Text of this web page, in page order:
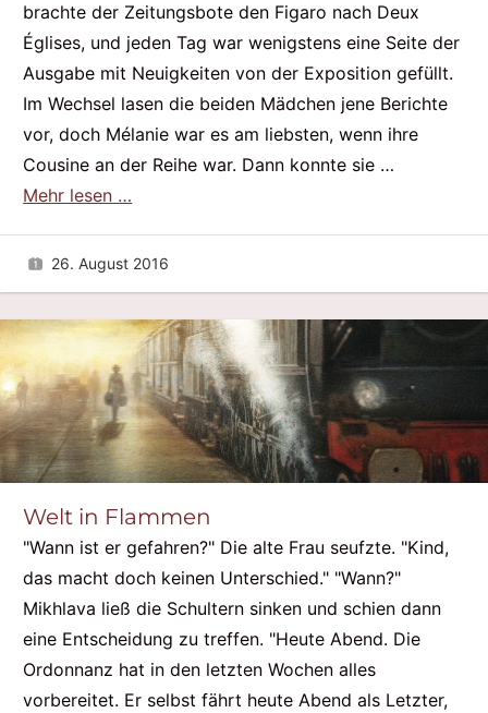
brachte der Zeitungsbote den Figaro nach Deux
Églises, und jeden Tag war wenigstens eine Seite der
Ausgabe mit Neuigkeiten von der Exposition gefüllt.
Im Wechsel lasen die beiden Mädchen jene Berichte
vor, doch Mélanie war es am liebsten, wenn ihre
Cousine an der Reihe war. Dann konnte sie …
Mehr lesen …
26. August 2016
Welt in Flammen
"Wann ist er gefahren?" Die alte Frau seufzte. "Kind,
das macht doch keinen Unterschied." "Wann?"
Mikhlava ließ die Schultern sinken und schien dann
eine Entscheidung zu treffen. "Heute Abend. Die
Ordonnanz hat in den letzten Wochen alles
vorbereitet. Er selbst fährt heute Abend als Letzter,